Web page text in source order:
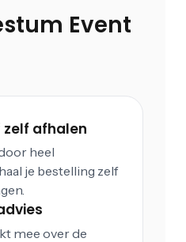
Event
zelf afhalen
heel
je bestelling zelf
mee over de